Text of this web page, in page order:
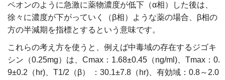
ペオンのように急激に薬物濃度が低下（α相）した後は、
徐々に濃度が下がっていく（β相）ような薬の場合、β相の
方の半減期を指標とするという意味です。
これらの考え方を使うと、例えば中毒域の存在するジゴキ
シン（0.25mg）は、Cmax：1.68±0.45（ng/ml)、Tmax：0.
9±0.2（hr)、T1/2（β） ：30.1±7.8（hr)、有効域：0.8～2.0